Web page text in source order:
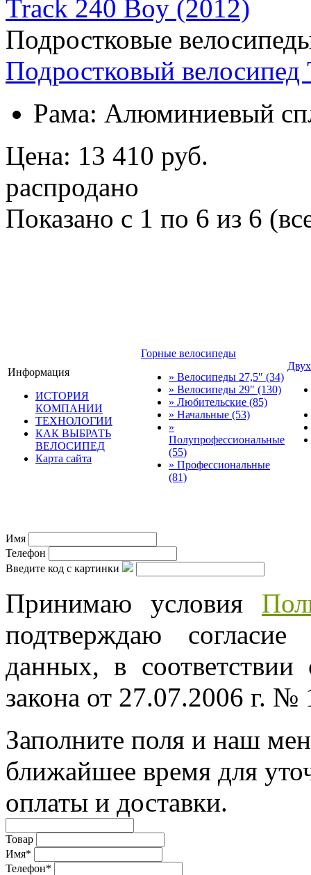
Подростковые
Подростковый
Рама: Алюминиевый
Цена: 13 410 руб.
распродано
Показано с 1 по 6 из 6
Информация
ИСТОРИЯ
КОМПАНИИ
ТЕХНОЛОГИИ
КАК ВЫБРАТЬ
ВЕЛОСИПЕД
Карта сайта
Горные велосипеды
» Велосипеды 27,5" (34)
» Велосипеды 29" (130)
» Любительские (85)
» Начальные (53)
»
Полупрофессиональные
(55)
» Профессиональные
(81)
Имя
Телефон
Введите код с картинки
Принимаю условия
подтверждаю
данных, в соответствии
закона от 27.07.2006 г.
Заполните поля и наш
ближайшее время для
оплаты и доставки.
Товар
Имя*
Телефон*